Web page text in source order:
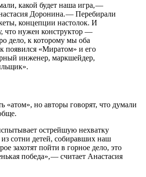
какой будет наша игра, —
Доронина. — ​Перебирали
концепции настолок. И
что нужен конструктор —
дело, к которому мы оба
появился «Миратом» и его
инженер, маркшейдер,
«атом», но авторы говорят, что думали
острейшую нехватку
из сотни детей, собиравших наш
захотят пойти в горное дело, это
победа», — ​считает Анастасия